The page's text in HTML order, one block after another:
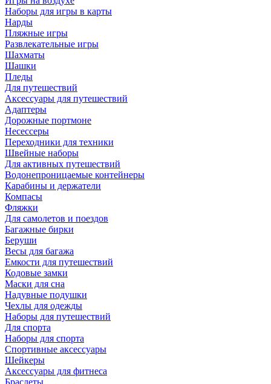
Наборы для игры в карты
Нарды
Пляжные игры
Развлекательные игры
Шахматы
Шашки
Пледы
Для путешествий
Аксессуары для путешествий
Адаптеры
Дорожные портмоне
Несессеры
Переходники для техники
Швейные наборы
Для активных путешествий
Водонепроницаемые контейнеры
Карабины и держатели
Компасы
Фляжки
Для самолетов и поездов
Багажные бирки
Беруши
Весы для багажа
Емкости для путешествий
Кодовые замки
Маски для сна
Надувные подушки
Чехлы для одежды
Наборы для путешествий
Для спорта
Наборы для спорта
Спортивные аксессуары
Шейкеры
Аксессуары для фитнеса
Браслеты